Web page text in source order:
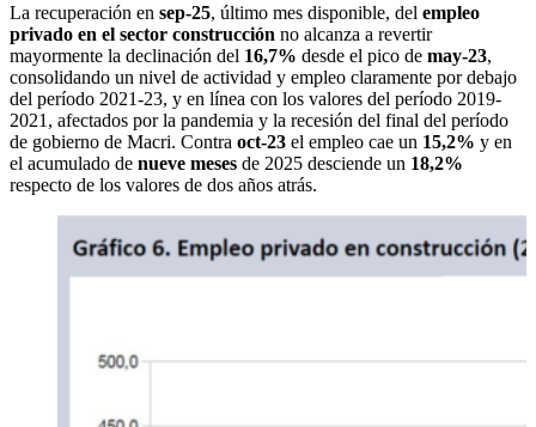
La recuperación en sep-25, último mes disponible, del empleo
privado en el sector construcción no alcanza a revertir
mayormente la declinación del 16,7% desde el pico de may-23,
consolidando un nivel de actividad y empleo claramente por debajo
del período 2021-23, y en línea con los valores del período 2019-
2021, afectados por la pandemia y la recesión del final del período
de gobierno de Macri. Contra oct-23 el empleo cae un 15,2% y en
el acumulado de nueve meses de 2025 desciende un 18,2%
respecto de los valores de dos años atrás.